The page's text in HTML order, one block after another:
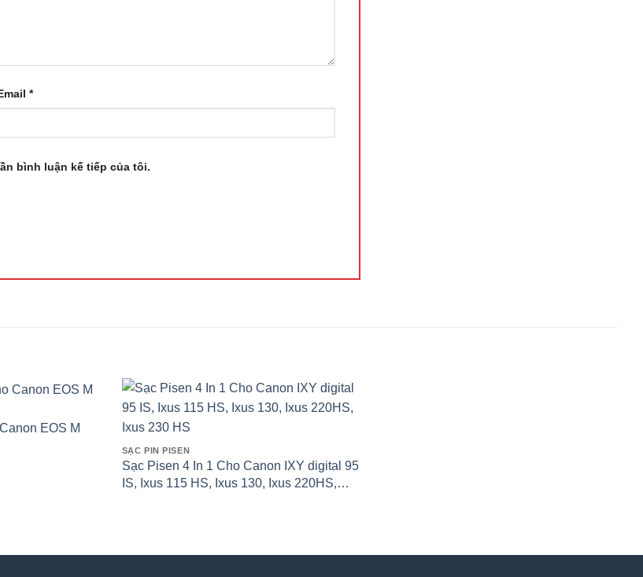
*
bình luận kế tiếp của tôi.
EOS M
SẠC PIN PISEN
Sạc Pisen 4 In 1 Cho Canon IXY digital 95
IS, Ixus 115 HS, Ixus 130, Ixus 220HS,